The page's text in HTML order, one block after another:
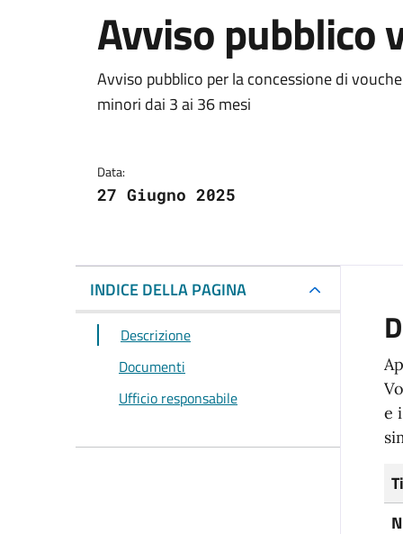
Avviso pubblico
Dettagli del
Avviso pubblico per la concessione di
minori dai 3 ai 36 mesi
Data:
27 Giugno 2025
INDICE DELLA PAGINA
Descrizione
Documenti
Ufficio responsabile
e